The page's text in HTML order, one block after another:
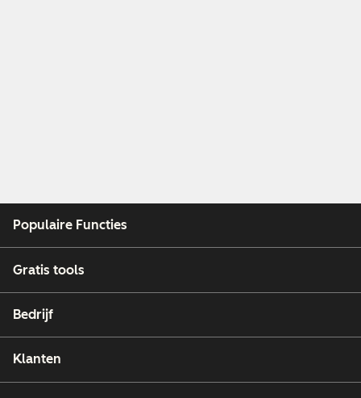
Populaire Functies
Gratis tools
Bedrijf
Klanten